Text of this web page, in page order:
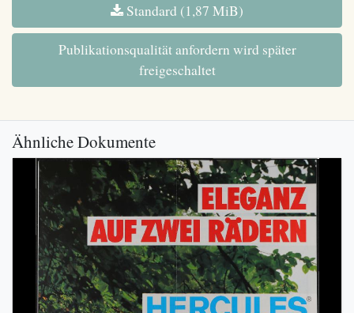
Standard (1,87 MiB)
Publikationsqualität anfordern wird später
freigeschaltet
Ähnliche Dokumente